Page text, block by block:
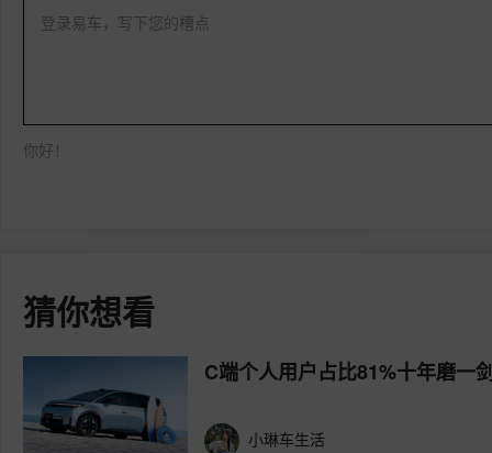
登录易车，写下您的槽点
你好！
猜你想看
C端个人用户占比81%十年磨一
小琳车生活